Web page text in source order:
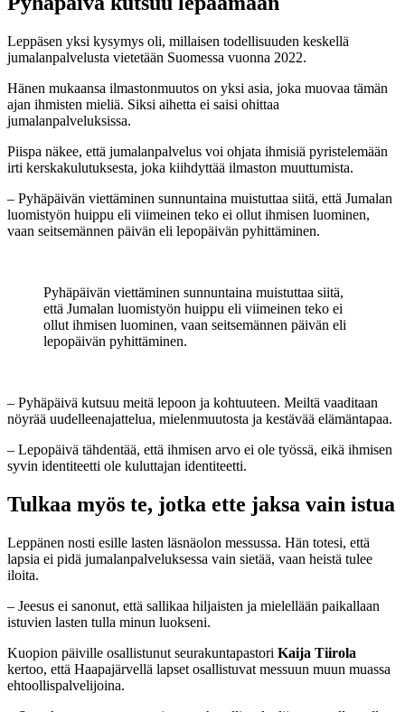
Leppäsen yksi kysymys oli, millaisen todellisuuden keskellä
jumalanpalvelusta vietetään Suomessa vuonna 2022.
Hänen mukaansa ilmastonmuutos on yksi asia, joka muovaa tämän
ajan ihmisten mieliä. Siksi aihetta ei saisi ohittaa
jumalanpalveluksissa.
Piispa näkee, että jumalanpalvelus voi ohjata ihmisiä pyristelemään
irti kerskakulutuksesta, joka kiihdyttää ilmaston muuttumista.
– Pyhäpäivän viettäminen sunnuntaina muistuttaa siitä, että Jumalan
luomistyön huippu eli viimeinen teko ei ollut ihmisen luominen,
vaan seitsemännen päivän eli lepopäivän pyhittäminen.
Pyhäpäivän viettäminen sunnuntaina muistuttaa siitä,
että Jumalan luomistyön huippu eli viimeinen teko ei
ollut ihmisen luominen, vaan seitsemännen päivän eli
lepopäivän pyhittäminen.
– Pyhäpäivä kutsuu meitä lepoon ja kohtuuteen. Meiltä vaaditaan
nöyrää uudelleenajattelua, mielenmuutosta ja kestävää elämäntapaa.
– Lepopäivä tähdentää, että ihmisen arvo ei ole työssä, eikä ihmisen
syvin identiteetti ole kuluttajan identiteetti.
Tulkaa myös te, jotka ette jaksa vain istua
Leppänen nosti esille lasten läsnäolon messussa. Hän totesi, että
lapsia ei pidä jumalanpalveluksessa vain sietää, vaan heistä tulee
iloita.
– Jeesus ei sanonut, että sallikaa hiljaisten ja mielellään paikallaan
istuvien lasten tulla minun luokseni.
Kuopion päiville osallistunut seurakuntapastori Kaija Tiirola
kertoo, että Haapajärvellä lapset osallistuvat messuun muun muassa
ehtoollispalvelijoina.